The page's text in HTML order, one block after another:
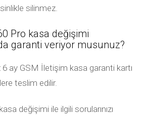
silinmez.
Pro kasa değişimi
garanti veriyor musunuz?
ay GSM İletişim kasa garanti kartı
teslim edilir.
değişimi ile ilgili sorularınızı